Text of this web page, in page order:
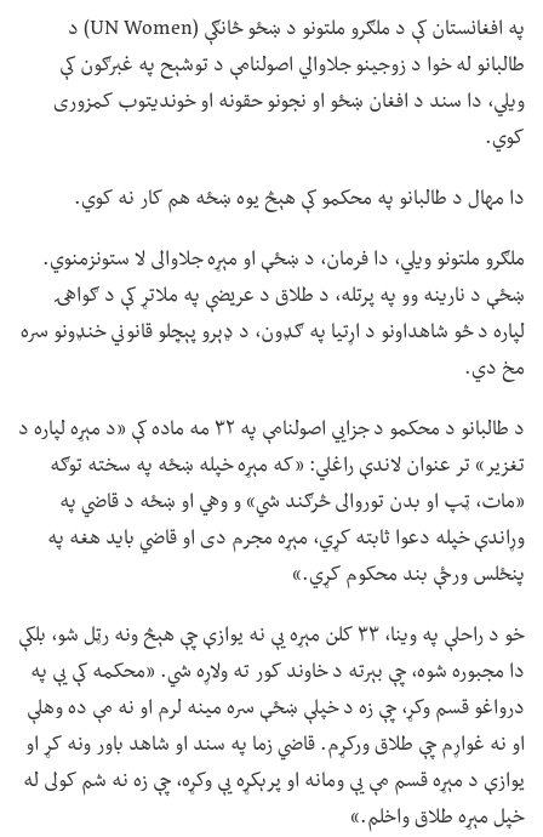
په افغانستان کې د ملګرو ملتونو د ښځو څانګې (UN Women) د
طالبانو له خوا د زوجینو جلاوالي اصولنامې د توشېح په غبرګون کې
ویلي، دا سند د افغان ښځو او نجونو حقونه او خوندیتوب کمزوری
کوي.
دا مهال د طالبانو په محکمو کې هېڅ یوه ښځه هم کار نه کوي.
ملګرو ملتونو ویلي، دا فرمان، د ښځې او مېړه جلاوالی لا ستونزمنوي.
ښځې د نارینه وو په پرتله، د طلاق د عریضې په ملاتړ کې د ګواهۍ
لپاره د څو شاهداونو د اړتیا په ګډون، د ډېرو پېچلو قانوني خنډونو سره
مخ دي.
د طالبانو د محکمو د جزايي اصولنامې په ۳۲ مه ماده کې «د مېړه لپاره د
تغزیر» تر عنوان لاندې راغلي: «که مېړه خپله ښځه په سخته توګه
«مات، ټپ او بدن توروالی څرګند شي» و وهي او ښځه د قاضي په
وړاندې خپله دعوا ثابته کړي، مېړه مجرم دی او قاضي باید هغه په
پنځلس ورځې بند محکوم کړي.»
خو د راحلې په وینا، ۳۳ کلن مېړه یې نه یوازې چې هېڅ ونه رټل شو، بلکې
دا مجبوره شوه، چې بېرته د خاوند کور ته ولاړه شي. «محکمه کې یې په
درواغو قسم وکړ، چې زه د خپلې ښځې سره مینه لرم او نه مې ده وهلې
او نه غواړم چې طلاق ورکړم. قاضي زما په سند او شاهد باور ونه کړ او
یوازې د مېړه قسم مې یې ومانه او پرېکړه یې وکړه، چې زه نه شم کولی له
خپل مېړه طلاق واخلم.»